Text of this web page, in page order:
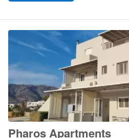
Pharos Apartments